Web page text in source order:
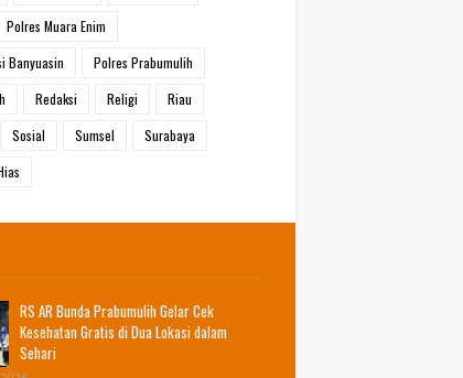
Polres Muara Enim
Banyuasin
Polres Prabumulih
Redaksi Religi
Riau
Sosial Sumsel
Surabaya
RS AR Bunda Prabumulih Gelar Cek
Kesehatan Gratis di Dua Lokasi dalam
Sehari